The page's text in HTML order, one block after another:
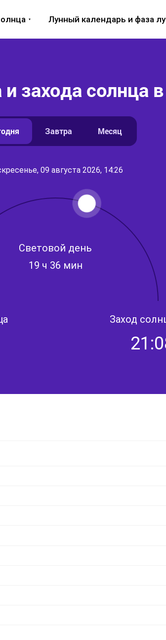
Лунный календарь и фаза
захода солнца
Завтра Месяц
09 августа 2026, 14:26
Световой день
19 ч 36 мин
Заход